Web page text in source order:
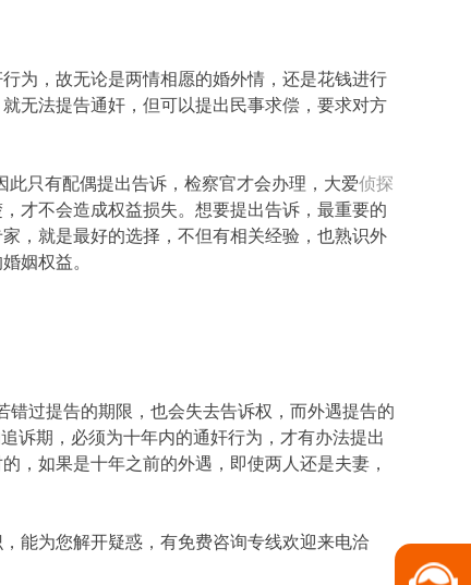
为，故无论是两情相愿的婚外情，还是花钱进行
无法提告通奸，但可以提出民事求偿，要求对方
此只有配偶提出告诉，检察官才会办理，大爱侦探
才不会造成权益损失。想要提出告诉，最重要的
，就是最好的选择，不但有相关经验，也熟识外
姻权益。
过提告的期限，也会失去告诉权，而外遇提告的
诉期，必须为十年内的通奸行为，才有办法提出
，如果是十年之前的外遇，即使两人还是夫妻，
能为您解开疑惑，有免费咨询专线欢迎来电洽